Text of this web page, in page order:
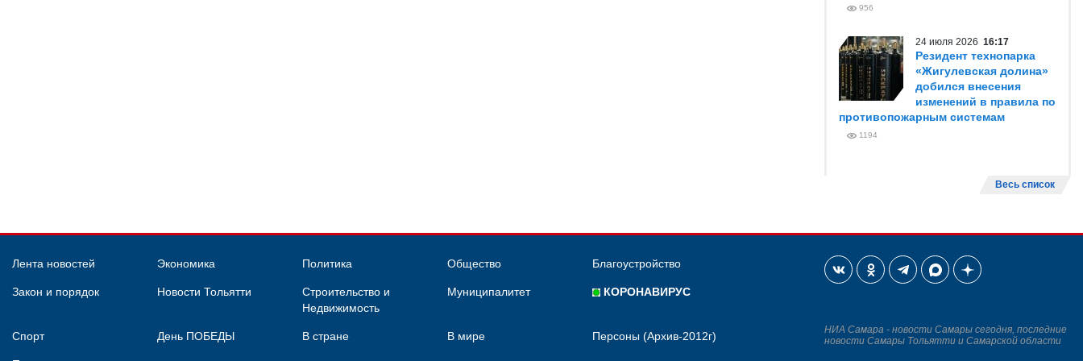
956
24 июля 2026 16:17
Резидент технопарка
«Жигулевская долина»
добился внесения
изменений в правила по
противопожарным системам
1194
Весь список
Лента новостей Экономика Политика Общество Благоустройство
Закон и порядок Новости Тольятти
Строительство и
Недвижимость
Муниципалитет КОРОНАВИРУС
Спорт День ПОБЕДЫ В стране В мире Персоны (Архив-2012г)
НИА Самара - новости Самары сегодня, последние
новости Самары Тольятти и Самарской области